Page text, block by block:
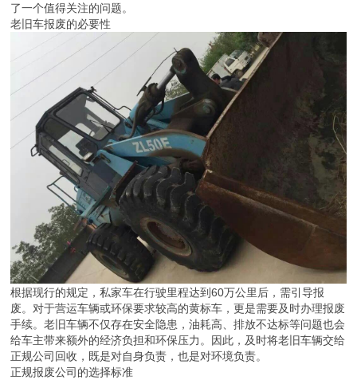
了一个值得关注的问题。
老旧车报废的必要性
根据现行的规定，私家车在行驶里程达到60万公里后，需引导报
废。对于营运车辆或环保要求较高的黄标车，更是需要及时办理报废
手续。老旧车辆不仅存在安全隐患，油耗高、排放不达标等问题也会
给车主带来额外的经济负担和环保压力。因此，及时将老旧车辆交给
正规公司回收，既是对自身负责，也是对环境负责。
正规报废公司的选择标准